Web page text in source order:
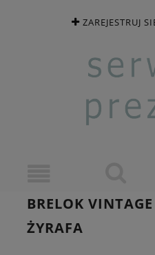
ZAREJESTRUJ
BRELOK
ŻYRAFA